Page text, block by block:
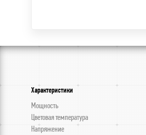
Характеристики
Мощность
Цветовая температура
Напряжение